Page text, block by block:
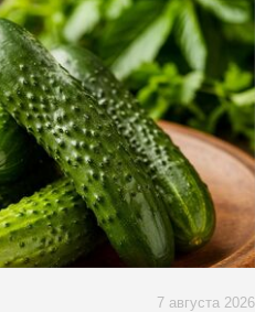
7 августа 2026